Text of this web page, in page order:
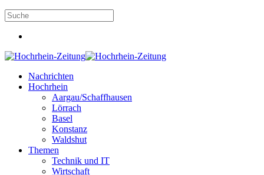
Nachrichten
Hochrhein
Aargau/Schaffhausen
Lörrach
Basel
Konstanz
Waldshut
Themen
Technik und IT
Wirtschaft